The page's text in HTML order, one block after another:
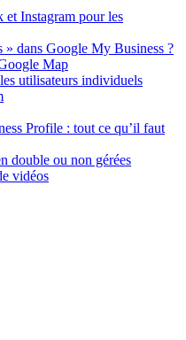
et Instagram pour les
» dans Google My Business ?
Map
utilisateurs individuels
Profile : tout ce qu’il faut
double ou non gérées
vidéos